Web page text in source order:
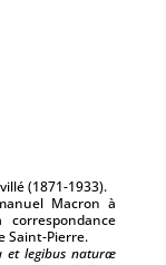
(1871-1933).
Macron à
Saint-Pierre.
et legibus naturæ